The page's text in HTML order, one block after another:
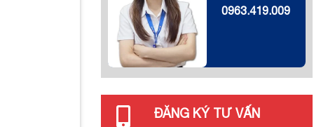
0963.419.009
ĐĂNG KÝ TƯ VẤN